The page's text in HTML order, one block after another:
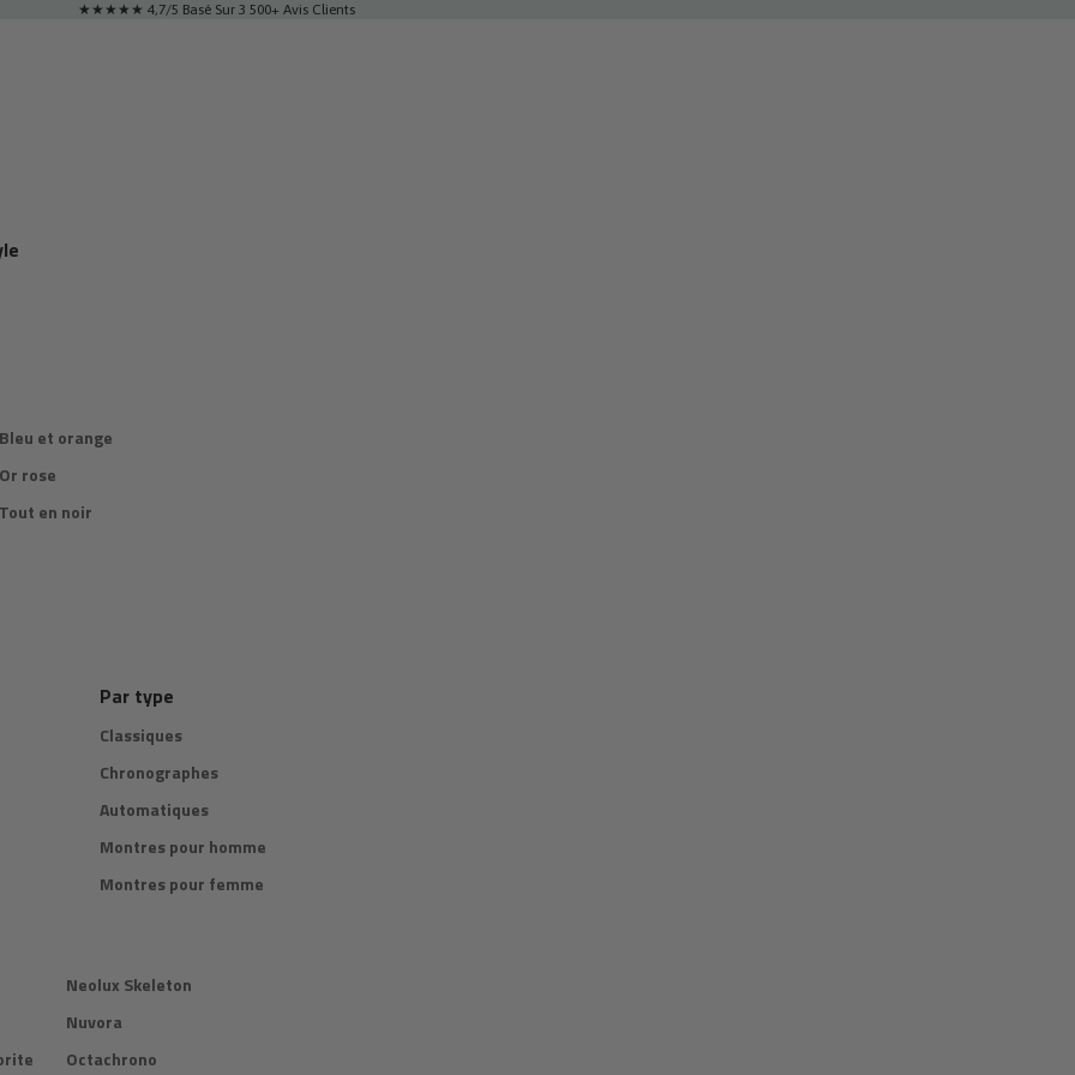
★★★★★ 4,7/5 Basé Sur 3 500+ Avis Clients
et orange
rose
en noir
Par type
Classiques
Chronographes
Automatiques
Montres pour homme
Montres pour femme
Neolux Skeleton
Nuvora
Octachrono